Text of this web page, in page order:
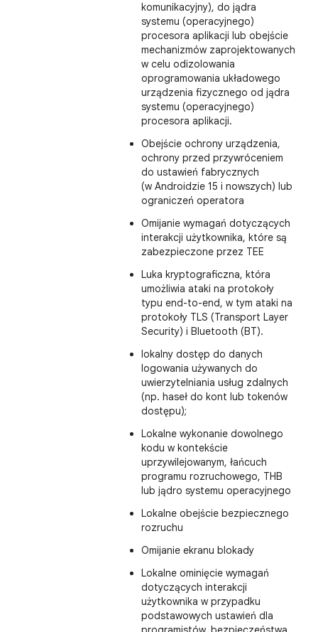
komunikacyjny), do jądra
systemu (operacyjnego)
procesora aplikacji lub obejście
mechanizmów zaprojektowanych
w celu odizolowania
oprogramowania układowego
urządzenia fizycznego od jądra
systemu (operacyjnego)
procesora aplikacji.
Obejście ochrony urządzenia,
ochrony przed przywróceniem
do ustawień fabrycznych
(w Androidzie 15 i nowszych) lub
ograniczeń operatora
Omijanie wymagań dotyczących
interakcji użytkownika, które są
zabezpieczone przez TEE
Luka kryptograficzna, która
umożliwia ataki na protokoły
typu end-to-end, w tym ataki na
protokoły TLS (Transport Layer
Security) i Bluetooth (BT).
lokalny dostęp do danych
logowania używanych do
uwierzytelniania usług zdalnych
(np. haseł do kont lub tokenów
dostępu);
Lokalne wykonanie dowolnego
kodu w kontekście
uprzywilejowanym, łańcuch
programu rozruchowego, THB
lub jądro systemu operacyjnego
Lokalne obejście bezpiecznego
rozruchu
Omijanie ekranu blokady
Lokalne ominięcie wymagań
dotyczących interakcji
użytkownika w przypadku
podstawowych ustawień dla